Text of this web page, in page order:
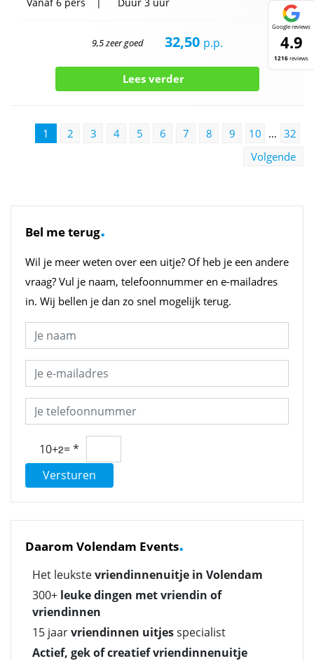
9,5 zeer goed 32,50 p.p.
Lees verder
1 2 3 4 5 6 7 8 9 10 … 32
Volgende
Bel me terug.
Wil je meer weten over een uitje? Of heb je een andere
vraag? Vul je naam, telefoonnummer en e-mailadres
in. Wij bellen je dan zo snel mogelijk terug.
10+ =*
Versturen
Daarom Volendam Events.
Het leukstevriendinnenuitje in Volendam
300+ leuke dingen met vriendin of
vriendinnen
15 jaarvriendinnen uitjesspecialist
Actief, gek of creatief vriendinnenuitje
Google reviews
4.9
1216reviews